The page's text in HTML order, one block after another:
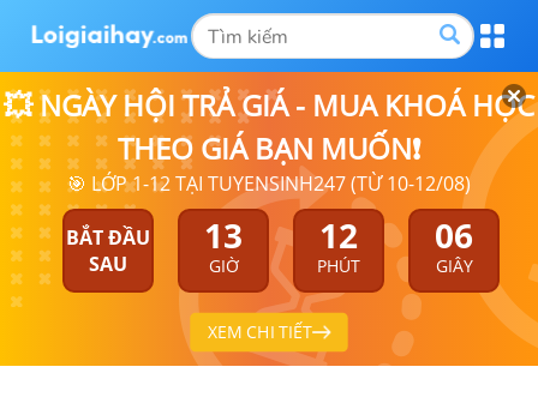
💥 NGÀY HỘI TRẢ GIÁ - MUA KHOÁ HỌC
THEO GIÁ BẠN MUỐN❗
🎯 LỚP 1-12 TẠI TUYENSINH247 (TỪ 10-12/08)
BẮT ĐẦU
SAU
13
GIỜ
12
PHÚT
06
GIÂY
XEM CHI TIẾT